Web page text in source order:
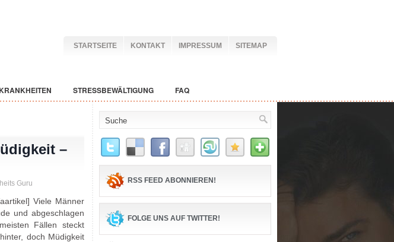
STARTSEITE KONTAKT IMPRESSUM SITEMAP
STRESSBEWÄLTIGUNG FAQ
–
Guru
Viele Männer
und abgeschlagen
Fällen steckt
doch Müdigkeit
RSS FEED ABONNIEREN!
FOLGE UNS AUF TWITTER!